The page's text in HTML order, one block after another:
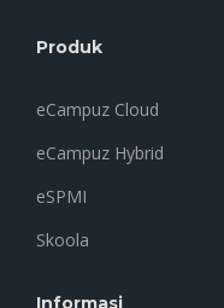
Produk
eCampuz Cloud
eCampuz Hybrid
eSPMI
Skoola
Informasi